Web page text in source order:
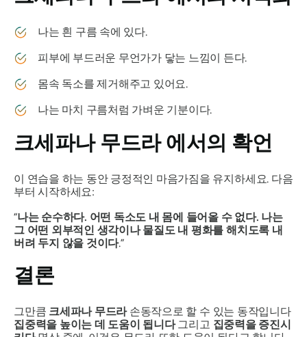
나는 흰 구름 속에 있다.
피부에 부드러운 무언가가 닿는 느낌이 든다.
몸속 독소를 제거해주고 있어요.
나는 마치 구름처럼 가벼운 기분이다.
크세파나 무드라에서의 확언
이 연습을 하는 동안 긍정적인 마음가짐을 유지하세요. 다음
부터 시작하세요:
“나는 순수하다. 어떤 독소도 내 몸에 들어올 수 없다. 나는
그 어떤 외부적인 생각이나 물질도 내 평화를 해치도록 내
버려 두지 않을 것이다.”
결론
그만큼 크세파나 무드라손동작으로 할 수 있는 동작입니다
집중력을 높이는 데 도움이 됩니다그리고 집중력을 증진시